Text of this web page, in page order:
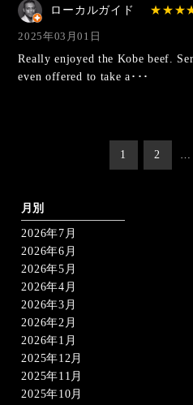
ローカルガイド
2025年03月01日
Really enjoyed the Kobe beef.
even offered to take a･･･
ー
ジ
送
り
1 2 …
月別
2026年7月
2026年6月
2026年5月
2026年4月
2026年3月
2026年2月
2026年1月
2025年12月
2025年11月
2025年10月